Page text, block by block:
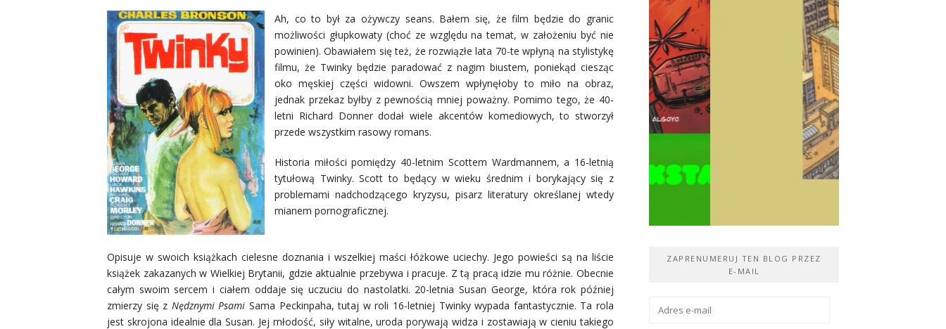
Ah, co to był za ożywczy seans. Bałem się, że film będzie do granic
możliwości głupkowaty (choć ze względu na temat, w założeniu być nie
powinien). Obawiałem się też, że rozwiązłe lata 70-te wpłyną na stylistykę
filmu, że Twinky będzie paradować z nagim biustem, poniekąd ciesząc
oko męskiej części widowni. Owszem wpłynęłoby to miło na obraz,
jednak przekaz byłby z pewnością mniej poważny. Pomimo tego, że 40-
letni Richard Donner dodał wiele akcentów komediowych, to stworzył
przede wszystkim rasowy romans.
Historia miłości pomiędzy 40-letnim Scottem Wardmannem, a 16-letnią
tytułową Twinky. Scott to będący w wieku średnim i borykający się z
problemami nadchodzącego kryzysu, pisarz literatury określanej wtedy
mianem pornograficznej.
Opisuje w swoich książkach cielesne doznania i wszelkiej maści łóżkowe uciechy. Jego powieści są na liście
książek zakazanych w Wielkiej Brytanii, gdzie aktualnie przebywa i pracuje. Z tą pracą idzie mu różnie. Obecnie
całym swoim sercem i ciałem oddaje się uczuciu do nastolatki. 20-letnia Susan George, która rok później
zmierzy się z Nędznymi Psami Sama Peckinpaha, tutaj w roli 16-letniej Twinky wypada fantastycznie. Ta rola
jest skrojona idealnie dla Susan. Jej młodość, siły witalne, uroda porywają widza i zostawiają w cieniu takiego
ZAPRENUMERUJ TEN BLOG PRZEZ
E-MAIL
Adres